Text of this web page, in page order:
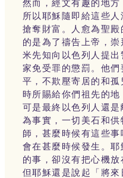
然而，經文有趣的地
所以耶穌隨即給這些
搶奪財富。人愈為聖
的是為了禱告上帝，
米先知向以色列人提
家免受罪的懲罰。他
平，不欺壓寄居的和
時所賜給你們祖先的地
可是最終以色列人還
為事實，一切美石和
師，甚麼時候有這些
會在甚麼時候發生。
的事，卻沒有把心機
但耶穌還是說起「將